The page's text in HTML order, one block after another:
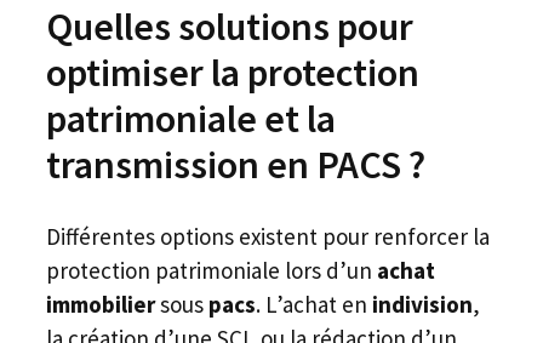
Quelles solutions pour
optimiser la protection
patrimoniale et la
transmission en PACS ?
Différentes options existent pour renforcer la
protection patrimoniale lors d’un achat
immobiliersous pacs. L’achat en indivision,